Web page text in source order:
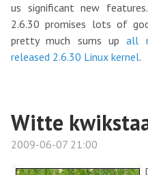
us significant new
2.6.30 promises lots of
pretty much sums upall
released 2.6.30 Linux kernel.
Witte
2009-06-07 21:00